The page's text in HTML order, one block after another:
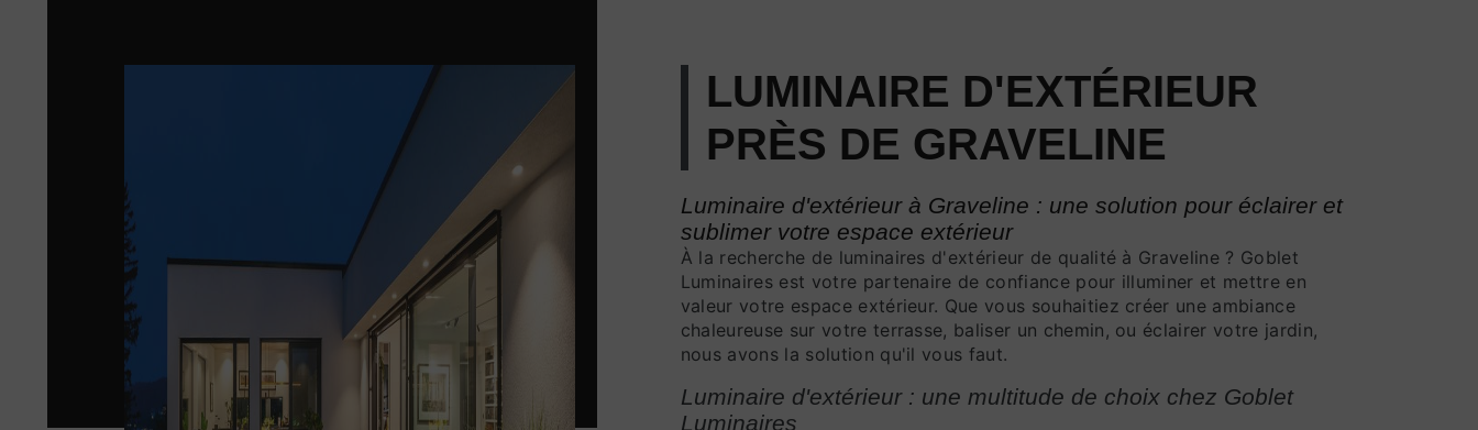
LUMINAIRE D'EXTÉRIEUR
PRÈS DE GRAVELINE
Luminaire d'extérieur à Graveline : une solution pour éclairer et
sublimer votre espace extérieur
À la recherche de luminaires d'extérieur de qualité à Graveline ? Goblet
Luminaires est votre partenaire de confiance pour illuminer et mettre en
valeur votre espace extérieur. Que vous souhaitiez créer une ambiance
chaleureuse sur votre terrasse, baliser un chemin, ou éclairer votre jardin,
nous avons la solution qu'il vous faut.
Luminaire d'extérieur : une multitude de choix chez Goblet
Luminaires